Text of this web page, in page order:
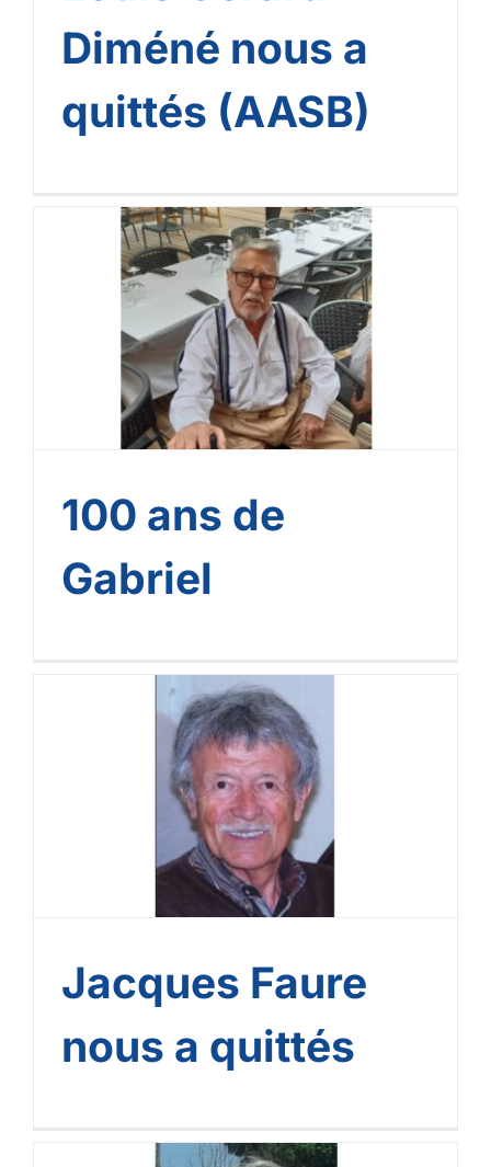
Diméné nous a
quittés (AASB)
100 ans de Gabriel
100 ans de
Gabriel
Jacques Faure nous a
quittés
Jacques Faure
nous a quittés